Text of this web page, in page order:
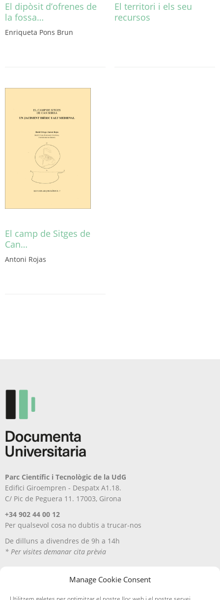
Manage Cookie Consent
El dipòsit d’ofrenes de
la fossa…
Enriqueta Pons Brun
El territori i els seu
recursos
El camp de Sitges de
Can…
Antoni Rojas
Parc Científic i Tecnològic de la UdG
Edifici Giroempren - Despatx A1.18.
C/ Pic de Peguera 11. 17003, Girona
+34 902 44 00 12
Per qualsevol cosa no dubtis a trucar-nos
De dilluns a divendres de 9h a 14h
* Per visites demanar cita prèvia